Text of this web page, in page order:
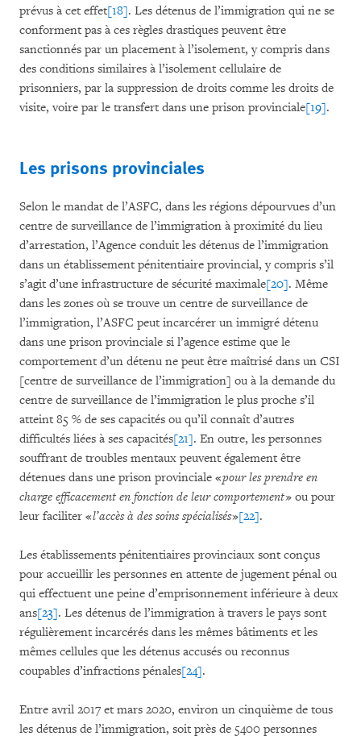
prévus à cet effet[18]. Les détenus de l’immigration qui ne se
conforment pas à ces règles drastiques peuvent être
sanctionnés par un placement à l’isolement, y compris dans
des conditions similaires à l’isolement cellulaire de
prisonniers, par la suppression de droits comme les droits de
visite, voire par le transfert dans une prison provinciale[19].
Les prisons provinciales
Selon le mandat de l’ASFC, dans les régions dépourvues d’un
centre de surveillance de l’immigration à proximité du lieu
d’arrestation, l’Agence conduit les détenus de l’immigration
dans un établissement pénitentiaire provincial, y compris s’il
s’agit d’une infrastructure de sécurité maximale[20]. Même
dans les zones où se trouve un centre de surveillance de
l’immigration, l’ASFC peut incarcérer un immigré détenu
dans une prison provinciale si l’agence estime que le
comportement d’un détenu ne peut être maîtrisé dans un CSI
[centre de surveillance de l’immigration] ou à la demande du
centre de surveillance de l’immigration le plus proche s’il
atteint 85 % de ses capacités ou qu’il connaît d’autres
difficultés liées à ses capacités[21]. En outre, les personnes
souffrant de troubles mentaux peuvent également être
détenues dans une prison provinciale «pour les prendre en
charge efficacement en fonction de leur comportement» ou pour
leur faciliter «l’accès à des soins spécialisés»[22].
Les établissements pénitentiaires provinciaux sont conçus
pour accueillir les personnes en attente de jugement pénal ou
qui effectuent une peine d’emprisonnement inférieure à deux
ans[23]. Les détenus de l’immigration à travers le pays sont
régulièrement incarcérés dans les mêmes bâtiments et les
mêmes cellules que les détenus accusés ou reconnus
coupables d’infractions pénales[24].
Entre avril 2017 et mars 2020, environ un cinquième de tous
les détenus de l’immigration, soit près de 5400 personnes